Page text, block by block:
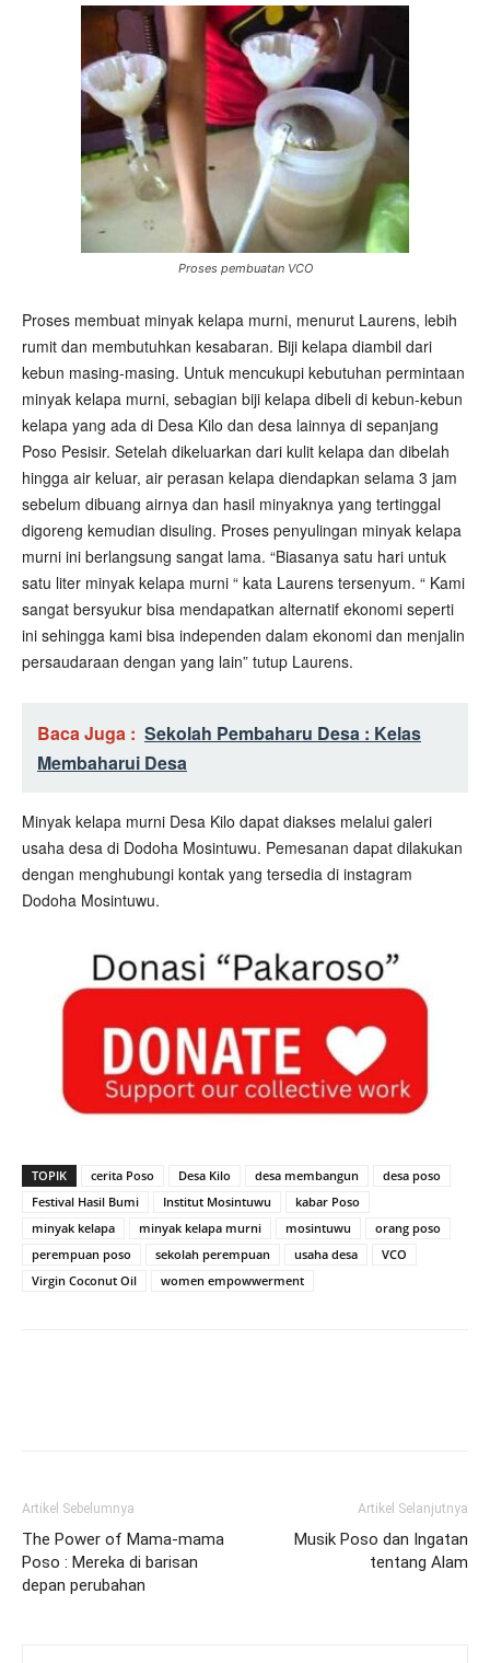
Proses pembuatan VCO
Proses membuat minyak kelapa murni, menurut Laurens, lebih
rumit dan membutuhkan kesabaran. Biji kelapa diambil dari
kebun masing-masing. Untuk mencukupi kebutuhan permintaan
minyak kelapa murni, sebagian biji kelapa dibeli di kebun-kebun
kelapa yang ada di Desa Kilo dan desa lainnya di sepanjang
Poso Pesisir. Setelah dikeluarkan dari kulit kelapa dan dibelah
hingga air keluar, air perasan kelapa diendapkan selama 3 jam
sebelum dibuang airnya dan hasil minyaknya yang tertinggal
digoreng kemudian disuling. Proses penyulingan minyak kelapa
murni ini berlangsung sangat lama. “Biasanya satu hari untuk
satu liter minyak kelapa murni “ kata Laurens tersenyum. “ Kami
sangat bersyukur bisa mendapatkan alternatif ekonomi seperti
ini sehingga kami bisa independen dalam ekonomi dan menjalin
persaudaraan dengan yang lain” tutup Laurens.
Baca Juga : Sekolah Pembaharu Desa : Kelas
Membaharui Desa
Minyak kelapa murni Desa Kilo dapat diakses melalui galeri
usaha desa di Dodoha Mosintuwu. Pemesanan dapat dilakukan
dengan menghubungi kontak yang tersedia di instagram
Dodoha Mosintuwu.
TOPIK cerita Poso Desa Kilo desa membangun
desa poso
Festival Hasil Bumi
Institut Mosintuwu
kabar Poso
minyak kelapa
minyak kelapa murni mosintuwu
orang poso
perempuan poso
sekolah perempuan usaha desa
VCO
Virgin Coconut Oil
women empowwerment
Artikel Sebelumnya
The Power of Mama-mama
Poso : Mereka di barisan
depan perubahan
Artikel Selanjutnya
Musik Poso dan Ingatan
tentang Alam